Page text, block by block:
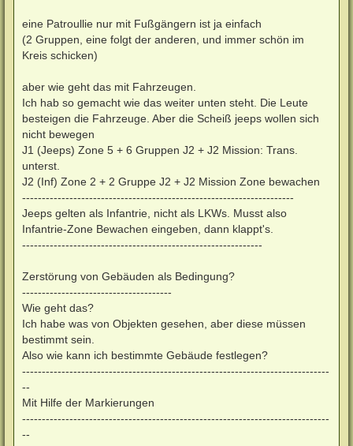
eine Patroullie nur mit Fußgängern ist ja einfach
(2 Gruppen, eine folgt der anderen, und immer schön im
Kreis schicken)
aber wie geht das mit Fahrzeugen.
Ich hab so gemacht wie das weiter unten steht. Die Leute
besteigen die Fahrzeuge. Aber die Scheiß jeeps wollen sich
nicht bewegen
J1 (Jeeps) Zone 5 + 6 Gruppen J2 + J2 Mission: Trans.
unterst.
J2 (Inf) Zone 2 + 2 Gruppe J2 + J2 Mission Zone bewachen
---------------------------------------------------------------------
Jeeps gelten als Infantrie, nicht als LKWs. Musst also
Infantrie-Zone Bewachen eingeben, dann klappt's.
-------------------------------------------------------------
Zerstörung von Gebäuden als Bedingung?
--------------------------------------
Wie geht das?
Ich habe was von Objekten gesehen, aber diese müssen
bestimmt sein.
Also wie kann ich bestimmte Gebäude festlegen?
------------------------------------------------------------------------------
--
Mit Hilfe der Markierungen
------------------------------------------------------------------------------
--